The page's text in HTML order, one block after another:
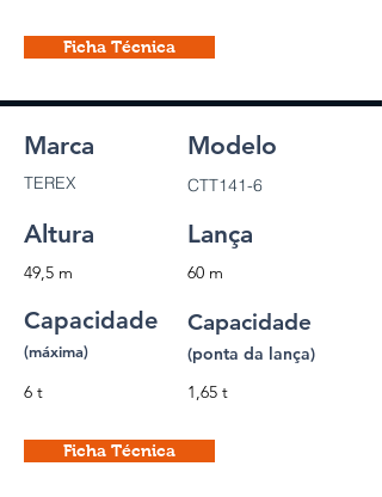
Ficha Técnica
Marca Modelo
Altura Lança
Capacidade
(máxima)
Capacidade
(ponta da lança)
Ficha Técnica
TEREX CTT141-6
49,5 m 60 m
6 t 1,65 t